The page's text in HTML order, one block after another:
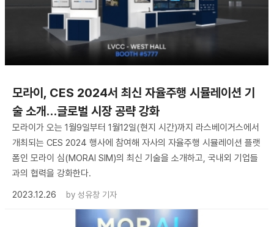
모라이, CES 2024서 최신 자율주행 시뮬레이션 기
술 소개…글로벌 시장 공략 강화
모라이가 오는 1월9일부터 1월12일(현지 시간)까지 라스베이거스에서
개최되는 CES 2024 행사에 참여해 자사의 자율주행 시뮬레이션 플랫
폼인 모라이 심(MORAI SIM)의 최신 기술을 소개하고, 국내외 기업들
과의 협력을 강화한다.
2023.12.26
by 성유창 기자